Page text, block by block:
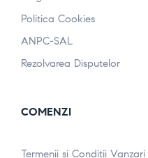
Politica Cookies
ANPC-SAL
Rezolvarea Disputelor
COMENZI
Termenii si Conditii Vanzari